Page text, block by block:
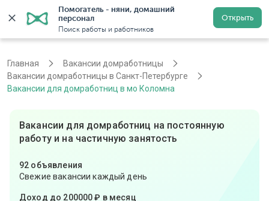
Помогатель - няни, домашний
персонал
Поиск работы и работников
Открыть
Санкт-Петербург Регистрация
Главная
Вакансии домработницы
Вакансии домработницы в Санкт-Петербурге
Вакансии для домработниц в мо Коломна
Вакансии для домработниц на постоянную
работу и на частичную занятость
92 объявления
Свежие вакансии каждый день
Доход до 200000 ₽ в месяц